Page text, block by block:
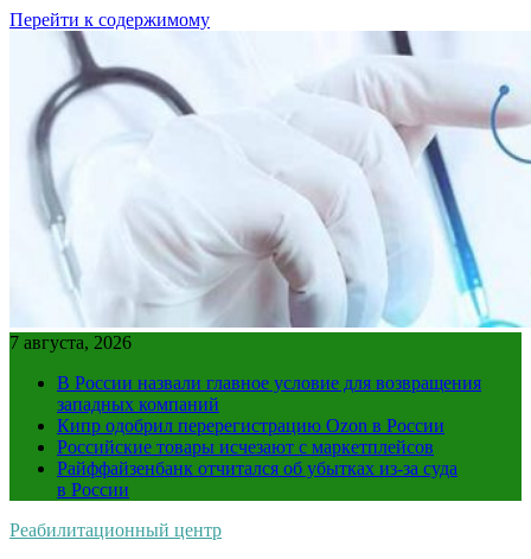
Перейти к содержимому
7 августа, 2026
В России назвали главное условие для возвращения
западных компаний
Кипр одобрил перерегистрацию Ozon в России
Российские товары исчезают с маркетплейсов
Райффайзенбанк отчитался об убытках из-за суда
в России
Реабилитационный центр